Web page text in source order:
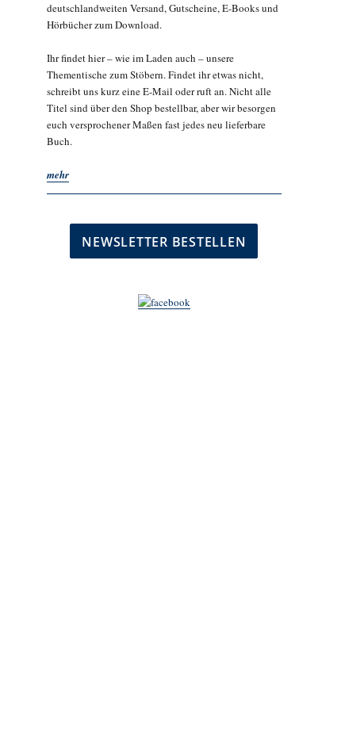
deutschlandweiten Versand, Gutscheine, E-Books und
Hörbücher zum Download.
Ihr findet hier – wie im Laden auch – unsere
Thementische zum Stöbern. Findet ihr etwas nicht,
schreibt uns kurz eine E-Mail oder ruft an. Nicht alle
Titel sind über den Shop bestellbar, aber wir besorgen
euch versprochener Maßen fast jedes neu lieferbare
Buch.
mehr